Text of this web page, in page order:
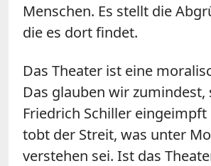
Menschen. Es stellt die
die es dort findet.
Das Theater ist eine
Das glauben wir zumindest,
Friedrich Schiller eingeimpft
tobt der Streit, was unter
verstehen sei. Ist das